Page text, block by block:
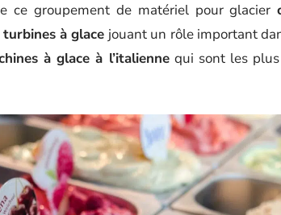
ce groupement de matériel pour glacier
turbines à glace jouant un rôle important
à glace à l’italiennequi sont les plus